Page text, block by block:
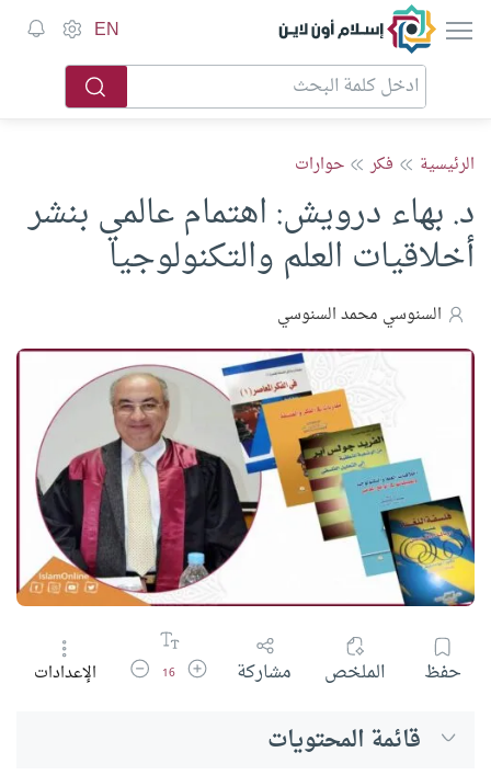
إسلام أون لاين EN
الرئيسية فكر حوارات
د. بهاء درويش: اهتمام عالمي بنشر
أخلاقيات العلم والتكنولوجيا
السنوسي محمد السنوسي
حفظ الملخص مشاركة زيادة حجم الخط
16 تقليل حجم الخط
الإعدادات
قائمة المحتويات